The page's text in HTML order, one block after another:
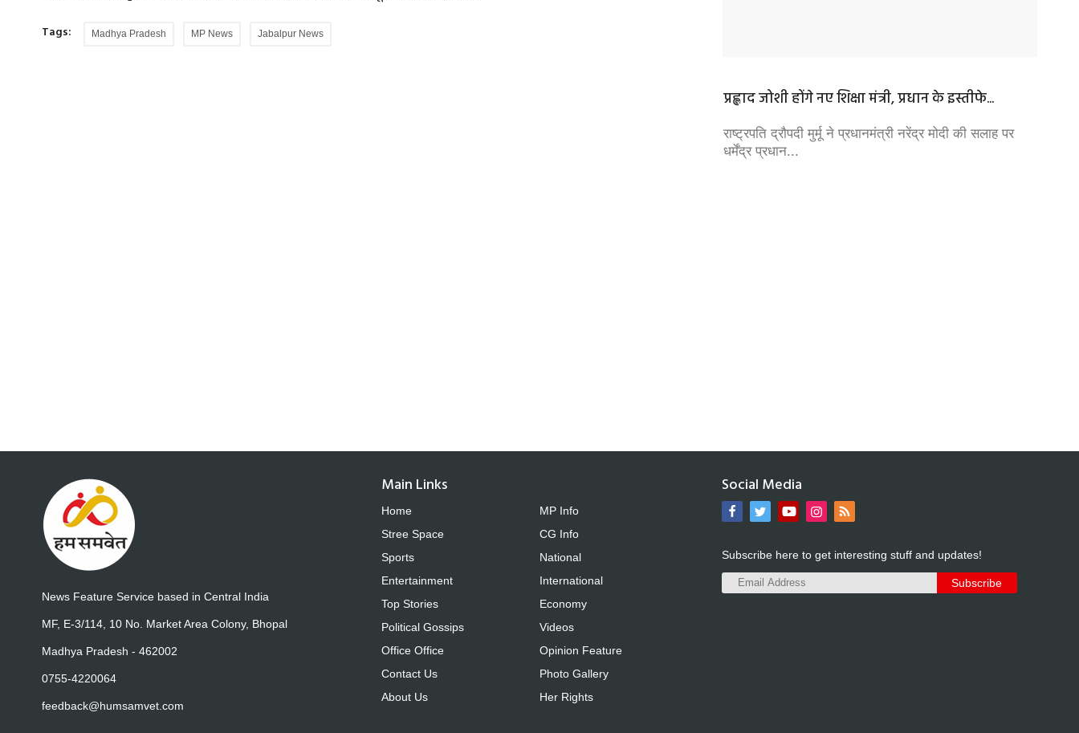
Tags: Madhya Pradesh MP News Jabalpur News
प्रह्लाद जोशी होंगे नए शिक्षा मंत्री, प्रधान के इस्तीफे...
राष्ट्रपति द्रौपदी मुर्मू ने प्रधानमंत्री नरेंद्र मोदी की सलाह पर
धर्मेंद्र प्रधान...
News Feature Service based in Central India
MF, E-3/114, 10 No. Market Area Colony, Bhopal
Madhya Pradesh - 462002
0755-4220064
feedback@humsamvet.com
Main Links
Home
Stree Space
Sports
Entertainment
Top Stories
Political Gossips
Office Office
Contact Us
About Us
MP Info
CG Info
National
International
Economy
Videos
Opinion Feature
Photo Gallery
Her Rights
Social Media
Subscribe here to get interesting stuff and updates!